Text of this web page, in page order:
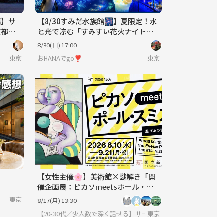
サ
庭
東京
【8/30すみだ水族館🎆】夏限定！水
と光で涼む「すみすい花火ナイト」
幻想的な花火演出プロジェクション
マッピング企画❣️
8/30(日) 17:00
おHANAでgo❣️
東京
東京
【女性主催🌸】美術館×謎解き「開
催企画展：ピカソmeetsポール・ス
ミス」
8/17(月) 13:30
【20-30代／少人数で深く話せる】サークルに入りたい大人
東京